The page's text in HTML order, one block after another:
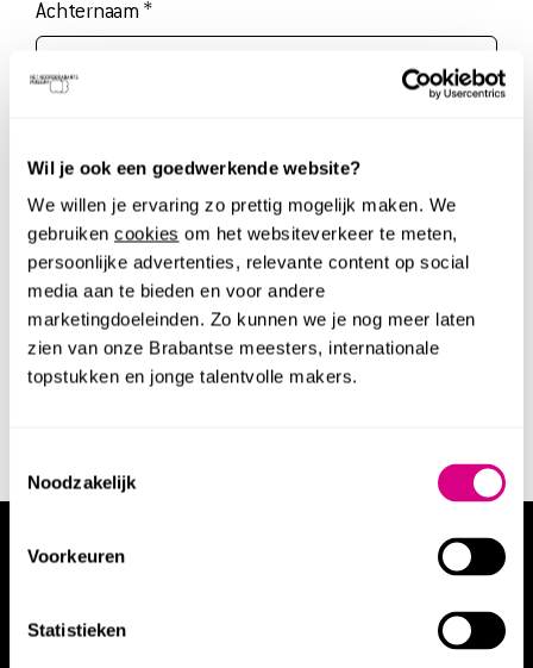
Wil je ook een goedwerkende website?
We willen je ervaring zo prettig mogelijk maken. We
gebruiken cookies om het websiteverkeer te meten,
persoonlijke advertenties, relevante content op social
media aan te bieden en voor andere
marketingdoeleinden. Zo kunnen we je nog meer laten
zien van onze Brabantse meesters, internationale
topstukken en jonge talentvolle makers.
Noodzakelijk
Voorkeuren
Statistieken
OVER ONS
PERS
TICKETS
MUSEUMSHOP
DOE EEN DONATIE
Achternaam *
Ja
Nee
Akkoord*
Ik meld me aan voor de nieuwsbrief van Het
Noordbrabants Museum.